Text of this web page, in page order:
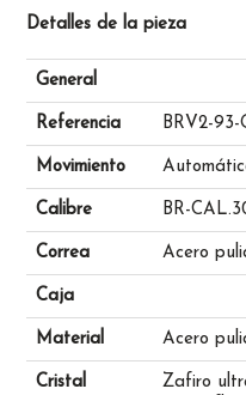
Detalles de la pieza
General
Referencia BRV2-93-
Movimiento
Calibre BR-
Correa Acero
Caja
Material Acero
Cristal
Zafiro